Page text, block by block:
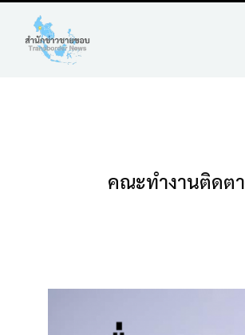
คณะทำงานติดต